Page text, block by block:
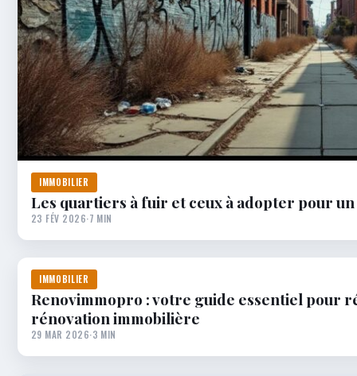
IMMOBILIER
Les quartiers à fuir et ceux à adopter pour
23 FÉV 2026·7 MIN
IMMOBILIER
Renovimmopro : votre guide essentiel pour
rénovation immobilière
29 MAR 2026·3 MIN